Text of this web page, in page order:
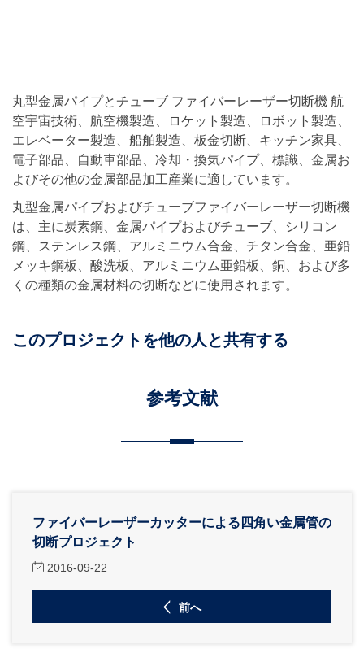
丸型金属パイプとチューブ ファイバーレーザー切断機 航
空宇宙技術、航空機製造、ロケット製造、ロボット製造、
エレベーター製造、船舶製造、板金切断、キッチン家具、
電子部品、自動車部品、冷却・換気パイプ、標識、金属お
よびその他の金属部品加工産業に適しています。
丸型金属パイプおよびチューブファイバーレーザー切断機
は、主に炭素鋼、金属パイプおよびチューブ、シリコン
鋼、ステンレス鋼、アルミニウム合金、チタン合金、亜鉛
メッキ鋼板、酸洗板、アルミニウム亜鉛板、銅、および多
くの種類の金属材料の切断などに使用されます。
このプロジェクトを他の人と共有する
参考文献
ファイバーレーザーカッターによる四角い金属管の
切断プロジェクト
2016-09-22
前へ